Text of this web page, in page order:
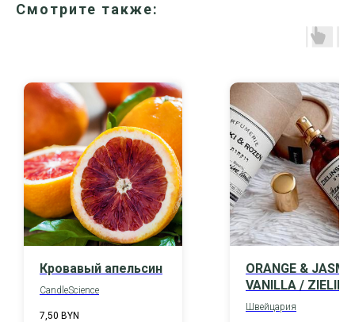
Смотрите также:
Кровавый апельсин
CandleScience
7,50 BYN
ORANGE &
VANILLA /
& ROZEN
Швейцария